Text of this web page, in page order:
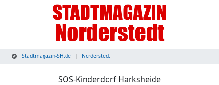
Stadtmagazin-SH.de Norderstedt
SOS-Kinderdorf Harksheide